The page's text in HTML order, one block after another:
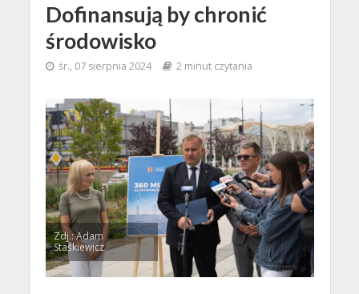
Dofinansują by chronić
środowisko
śr., 07 sierpnia 2024 2 minut czytania
Zdj.: Adam
Staśkiewicz